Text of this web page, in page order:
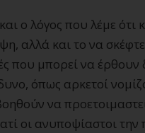
ο λόγος που λέμε ότι
αλλά και το να
που μπορεί να έρθουν
όπως αρκετοί
να
οι ανυποψίαστοι την